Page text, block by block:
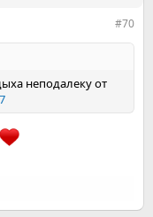
#70
неподалеку от